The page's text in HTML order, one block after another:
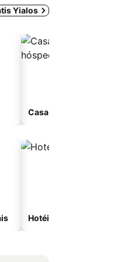
Yialos
Casa de hóspedes
Hotéis com spa